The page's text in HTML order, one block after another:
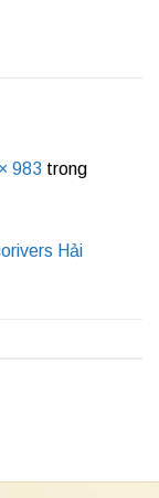
983 trong